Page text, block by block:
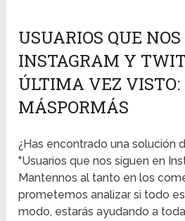
USUARIOS QUE
INSTAGRAM Y
ÚLTIMA VEZ VISTO:
MÁSPORMÁS
¿Has encontrado una solución
"Usuarios que nos siguen en
Mantennos al tanto en los
prometemos analizar si todo
modo, estarás ayudando a